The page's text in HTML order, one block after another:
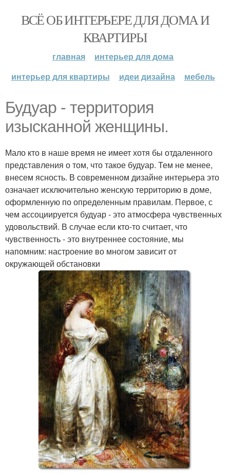
ВСЁ ОБ ИНТЕРЬЕРЕ ДЛЯ ДОМА И
КВАРТИРЫ
главная
интерьер для дома
интерьер для квартиры
идеи дизайна мебель
Будуар - территория
изысканной женщины.
Мало кто в наше время не имеет хотя бы отдаленного
представления о том, что такое будуар. Тем не менее,
внесем ясность. В современном дизайне интерьера это
означает исключительно женскую территорию в доме,
оформленную по определенным правилам. Первое, с
чем ассоциируется будуар - это атмосфера чувственных
удовольствий. В случае если кто-то считает, что
чувственность - это внутреннее состояние, мы
напомним: настроение во многом зависит от
окружающей обстановки